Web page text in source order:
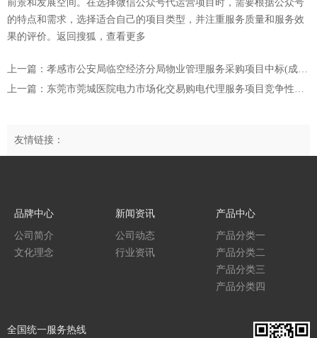
前景和发展空间。在选择微信公众号代运营项目时，需要根据公众号
的特点和需求，选择适合自己的项目类型，并注重服务质量和服务效
果的评价。返回搜狐，查看更多
友情链接：
品牌中心
公司简介
文化理念
新闻资讯
公司动态
行业资讯
产品中心
产品分类一
产品分类二
产品分类三
产品分类四
全国统一服务热线